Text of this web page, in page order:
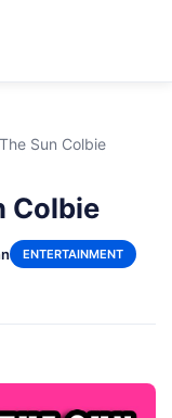
Sun Colbie
Colbie
ENTERTAINMENT